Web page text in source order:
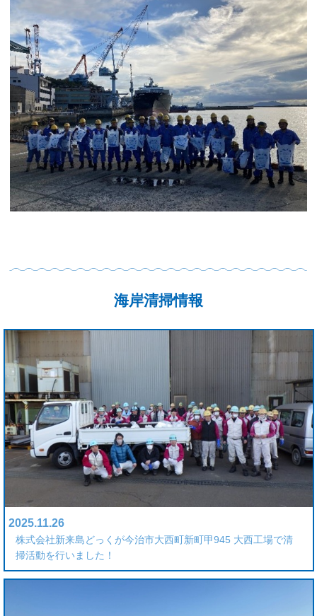
海岸清掃情報
2025.11.26
株式会社新来島どっくが今治市大西町新町甲945 大西工場で清
掃活動を行いました！